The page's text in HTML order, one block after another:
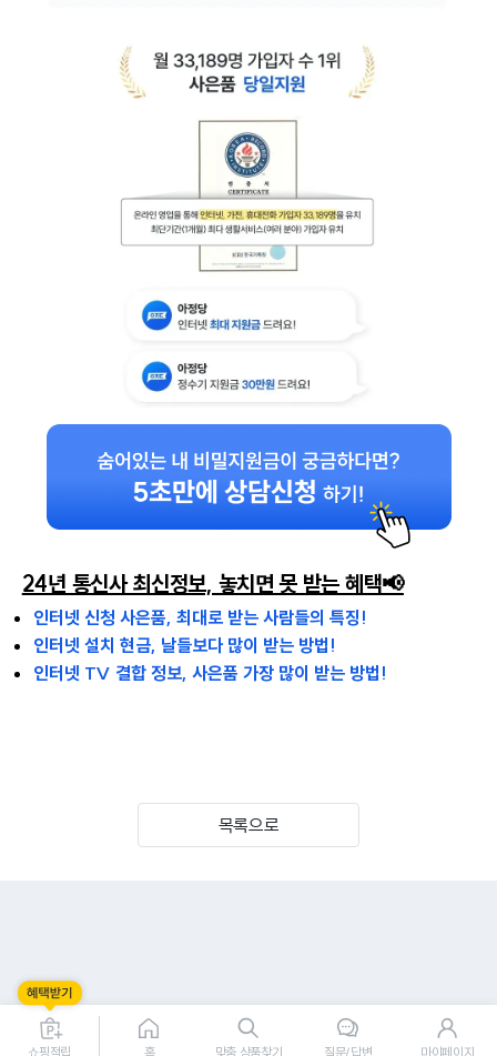
24년 통신사 최신정보, 놓치면 못 받는 혜택📢
인터넷 신청 사은품, 최대로 받는 사람들의 특징!
인터넷 설치 현금, 날들보다 많이 받는 방법!
인터넷 TV 결합 정보, 사은품 가장 많이 받는 방법!
목록으로
쇼핑적립 홈 맞춤 상품찾기 질문/답변 마이페이지